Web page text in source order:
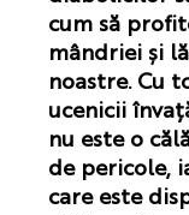
cum să
mândriei și
noastre. Cu
ucenicii
nu este o
de pericole,
care este